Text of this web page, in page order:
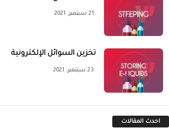
21 سبتمبر، 2021
تخزين السوائل الإلكترونية
23 سبتمبر، 2021
احدث المقالات